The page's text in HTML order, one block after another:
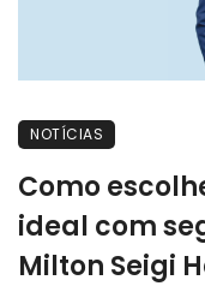
NOTÍCIAS
Como
ideal com
Milton Seigi